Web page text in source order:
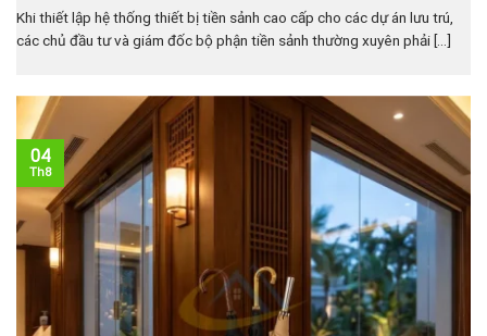
Khi thiết lập hệ thống thiết bị tiền sảnh cao cấp cho các dự án lưu trú,
các chủ đầu tư và giám đốc bộ phận tiền sảnh thường xuyên phải [...]
04
Th8